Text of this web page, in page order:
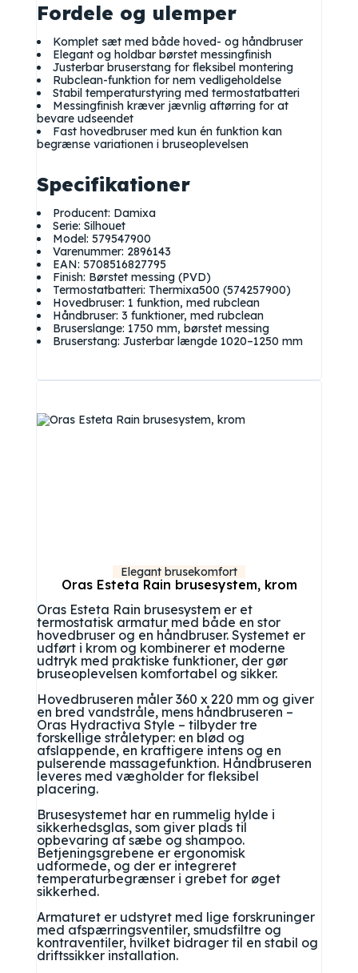
Fordele og ulemper
Komplet sæt med både hoved- og håndbruser
Elegant og holdbar børstet messingfinish
Justerbar bruserstang for fleksibel montering
Rubclean-funktion for nem vedligeholdelse
Stabil temperaturstyring med termostatbatteri
Messingfinish kræver jævnlig aftørring for at
bevare udseendet
Fast hovedbruser med kun én funktion kan
begrænse variationen i bruseoplevelsen
Specifikationer
Producent: Damixa
Serie: Silhouet
Model: 579547900
Varenummer: 2896143
EAN: 5708516827795
Finish: Børstet messing (PVD)
Termostatbatteri: Thermixa500 (574257900)
Hovedbruser: 1 funktion, med rubclean
Håndbruser: 3 funktioner, med rubclean
Bruserslange: 1750 mm, børstet messing
Bruserstang: Justerbar længde 1020–1250 mm
Elegant brusekomfort
Oras Esteta Rain brusesystem, krom
Oras Esteta Rain brusesystem er et
termostatisk armatur med både en stor
hovedbruser og en håndbruser. Systemet er
udført i krom og kombinerer et moderne
udtryk med praktiske funktioner, der gør
bruseoplevelsen komfortabel og sikker.
Hovedbruseren måler 360 x 220 mm og giver
en bred vandstråle, mens håndbruseren –
Oras Hydractiva Style – tilbyder tre
forskellige stråletyper: en blød og
afslappende, en kraftigere intens og en
pulserende massagefunktion. Håndbruseren
leveres med vægholder for fleksibel
placering.
Brusesystemet har en rummelig hylde i
sikkerhedsglas, som giver plads til
opbevaring af sæbe og shampoo.
Betjeningsgrebene er ergonomisk
udformede, og der er integreret
temperaturbegrænser i grebet for øget
sikkerhed.
Armaturet er udstyret med lige forskruninger
med afspærringsventiler, smudsfiltre og
kontraventiler, hvilket bidrager til en stabil og
driftssikker installation.